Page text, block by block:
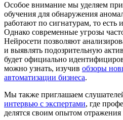
Особое внимание мы уделяем
обучения для обнаружения
работают по сигнатурам, то
Однако современные угрозы
Нейросети позволяют
и выявлять подозрительную
будет официально
можно узнать, изучив обзоры
автоматизации бизнеса.
Мы также приглашаем
интервью с экспертами, где
делятся своим опытом